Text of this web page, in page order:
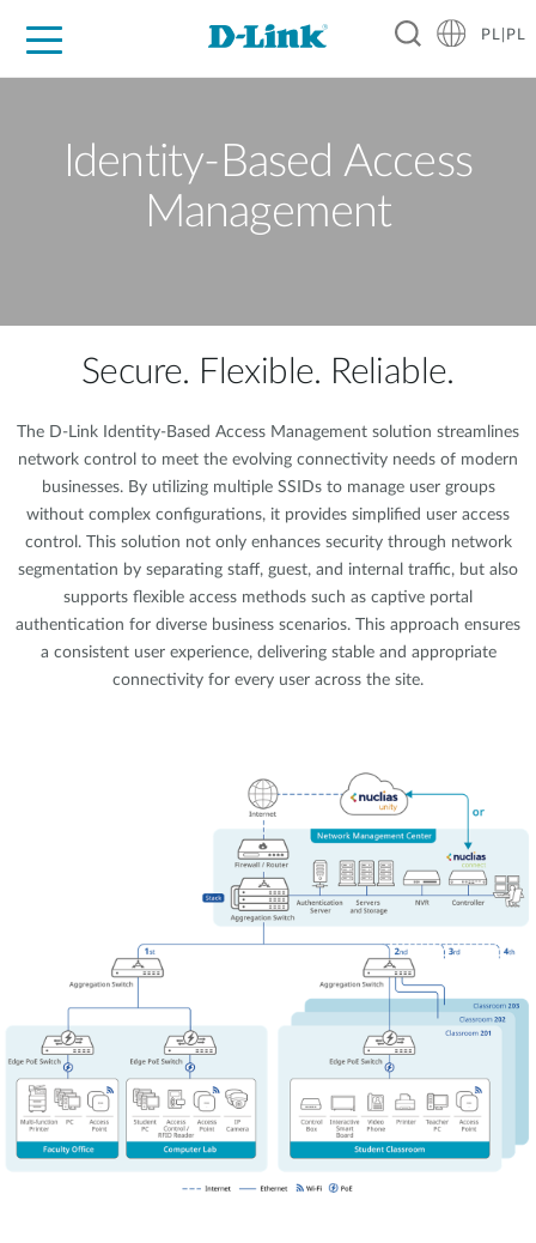
PL|PL
Identity-Based Access
Management
Secure. Flexible. Reliable.
The D-Link Identity-Based Access Management solution streamlines
network control to meet the evolving connectivity needs of modern
businesses. By utilizing multiple SSIDs to manage user groups
without complex configurations, it provides simplified user access
control. This solution not only enhances security through network
segmentation by separating staff, guest, and internal traffic, but also
supports flexible access methods such as captive portal
authentication for diverse business scenarios. This approach ensures
a consistent user experience, delivering stable and appropriate
connectivity for every user across the site.